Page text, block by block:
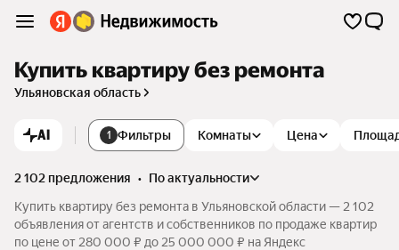
Купить квартиру без ремонта
Ульяновская область
AI 1 Фильтры Комнаты Цена
2 102 предложения •
по актуальности
Купить квартиру без ремонта в Ульяновской области — 2 102
объявления от агентств и собственников по продаже квартир
по цене от 280 000 ₽ до 25 000 000 ₽ на Яндекс